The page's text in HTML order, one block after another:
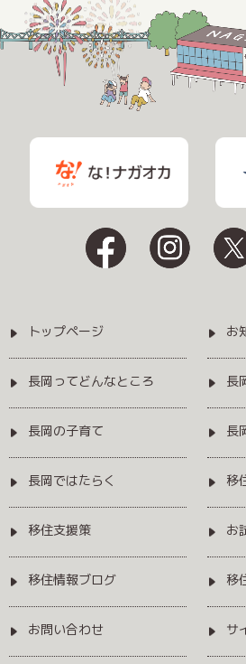
トップページ
長岡ってどんなところ
長岡の子育て
長岡ではたらく
移住支援策
移住情報ブログ
お問い合わせ
お
長
長
移
お
移
サ